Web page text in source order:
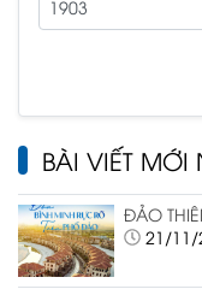
BÀI VIẾT MỚI
ĐẢO
21/11/